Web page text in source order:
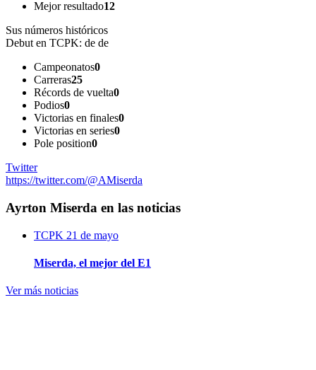
Mejor resultado12
Sus números históricos
Debut en TCPK: de de
Campeonatos0
Carreras25
Récords de vuelta0
Podios0
Victorias en finales0
Victorias en series0
Pole position0
Twitter
https://twitter.com/@AMiserda
Ayrton Miserda en las noticias
TCPK 21 de mayo
Miserda, el mejor del E1
Ver más noticias